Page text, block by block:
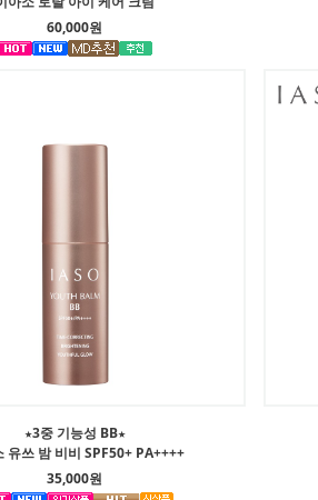
60,000원
★3중 기능성 BB★
유쓰 밤 비비 SPF50+ PA++++
35,000원